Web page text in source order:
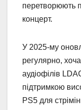
перетворюють
концерт.
У 2025-му
регулярно,
аудіофілів
підтримкою
PS5 для